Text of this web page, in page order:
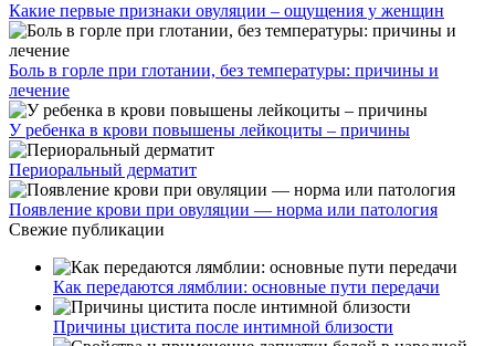
Какие первые признаки овуляции – ощущения у женщин
Боль в горле при глотании, без температуры: причины и
лечение
У ребенка в крови повышены лейкоциты – причины
Периоральный дерматит
Появление крови при овуляции — норма или патология
Свежие публикации
Как передаются лямблии: основные пути передачи
Причины цистита после интимной близости